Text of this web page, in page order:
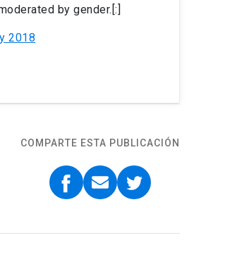
by gender.[:]
2018
COMPARTE ESTA PUBLICACIÓN